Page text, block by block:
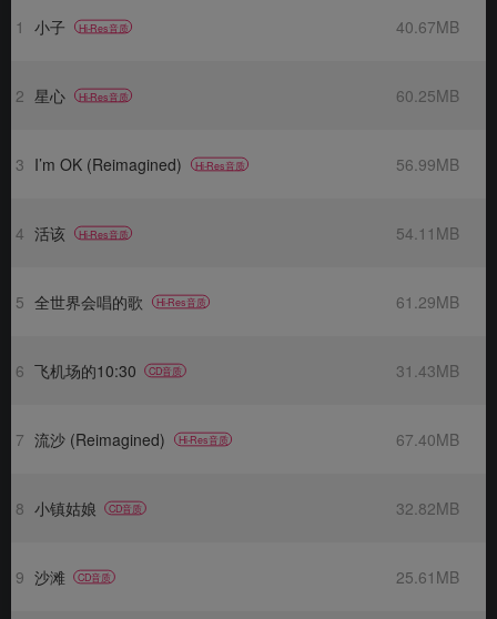
1 小子 Hi-Res音质 40.67MB
2 星心 Hi-Res音质 60.25MB
3 I’m OK (Reimagined) Hi-Res音质 56.99MB
4 活该 Hi-Res音质 54.11MB
5 全世界会唱的歌 Hi-Res音质 61.29MB
6 飞机场的10:30 CD音质 31.43MB
7 流沙 (Reimagined) Hi-Res音质 67.40MB
8 小镇姑娘 CD音质 32.82MB
9 沙滩 CD音质 25.61MB